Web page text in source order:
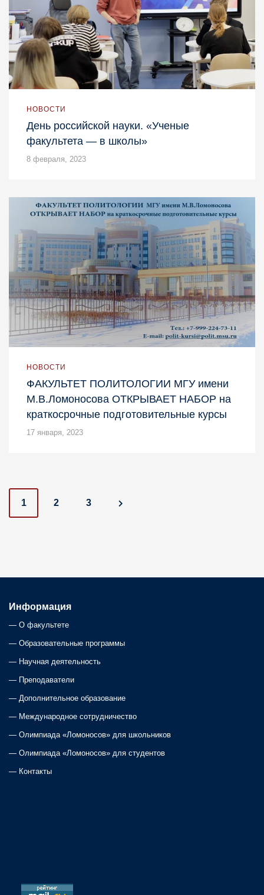
НОВОСТИ
День российской науки. «Ученые
факультета — в школы»
8 февраля, 2023
НОВОСТИ
ФАКУЛЬТЕТ ПОЛИТОЛОГИИ МГУ имени
М.В.Ломоносова ОТКРЫВАЕТ НАБОР на
краткосрочные подготовительные курсы
17 января, 2023
P
t
s
n
a
v
i
g
a
n
1 2 3
Информация
— О факультете
— Образовательные программы
— Научная деятельность
— Преподаватели
— Дополнительное образование
— Международное сотрудничество
— Олимпиада «Ломоносов» для школьников
— Олимпиада «Ломоносов» для студентов
— Контакты